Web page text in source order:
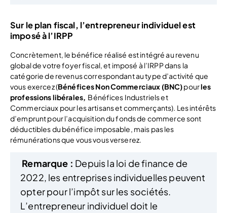
Sur le plan fiscal, l’entrepreneur individuel est
imposé à l’IRPP
Concrètement, le bénéfice réalisé est intégré au revenu
global de votre foyer fiscal, et imposé à l’IRPP dans la
catégorie de revenus correspondant au type d’activité que
vous exercez (Bénéfices Non Commerciaux (BNC)pourles
professions libérales, Bénéfices Industriels et
Commerciaux pour les artisans et commerçants). Les intérêts
d’emprunt pour l’acquisition du fonds de commerce sont
déductibles du bénéfice imposable, mais pas les
rémunérations que vous vous verserez.
Remarque : Depuis la loi de finance de
2022, les entreprises individuelles peuvent
opter pour l’impôt sur les sociétés.
L’entrepreneur individuel doit le